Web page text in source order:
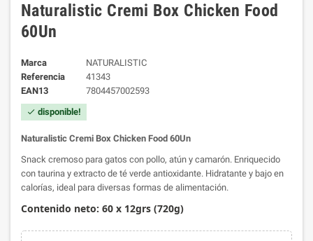
Naturalistic Cremi Box Chicken Food
60Un
Marca
NATURALISTIC
Referencia
41343
EAN13
7804457002593
check disponible!
Naturalistic Cremi Box Chicken Food 60Un
Snack cremoso para gatos con pollo, atún y camarón. Enriquecido
con taurina y extracto de té verde antioxidante. Hidratante y bajo en
calorías, ideal para diversas formas de alimentación.
Contenido neto: 60 x 12grs (720g)